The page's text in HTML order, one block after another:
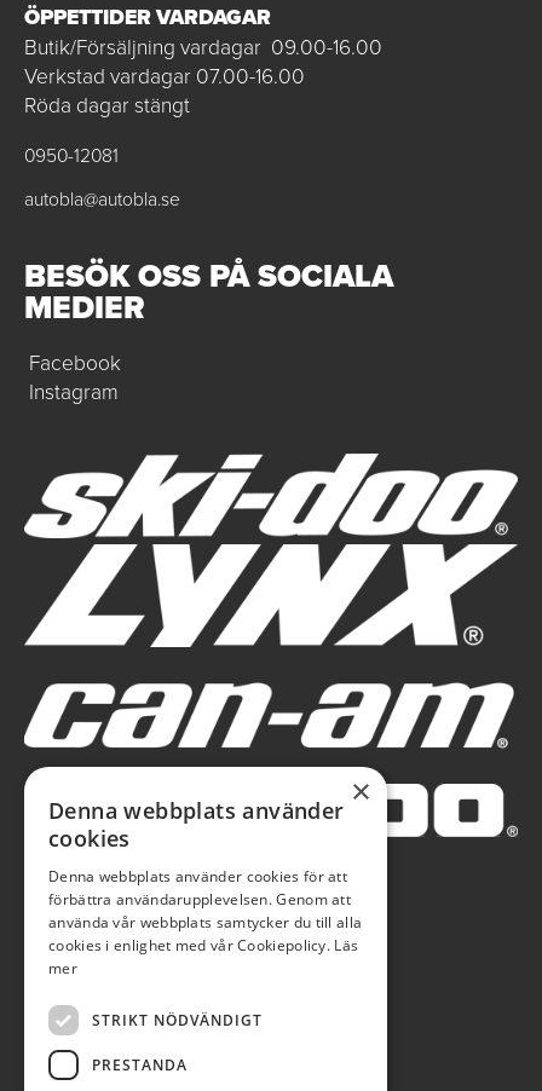
ÖPPETTIDER VARDAGAR
Butik/Försäljning vardagar 09.00-16.00
Verkstad vardagar 07.00-16.00
Röda dagar stängt
0950-12081
autobla@autobla.se
BESÖK OSS PÅ SOCIALA
MEDIER
Facebook
Instagram
×
Denna webbplats använder
cookies
Denna webbplats använder cookies för att
förbättra användarupplevelsen. Genom att
använda vår webbplats samtycker du till alla
cookies i enlighet med vår Cookiepolicy. Läs
mer
STRIKT NÖDVÄNDIGT
PRESTANDA